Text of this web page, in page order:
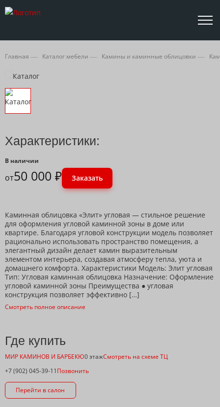
Главная Каталог мебели Камины и каминные облицовки
Характеристики:
В наличии
от50 000 ₽ Заказать
Каминная облицовка «Элит» угловая — стильное решение
для оформления угловой каминной зоны в доме или
квартире. Благодаря угловой конструкции модель позволяет
рационально использовать пространство помещения, а
элегантный дизайн делает камин выразительным
элементом интерьера, создавая атмосферу тепла, уюта и
домашнего комфорта. Характеристики Модель: Элит угловая
Тип: Угловая каминная облицовка Назначение: Оформление
угловой каминной зоны Преимущества ● угловая
конструкция позволяет эффективно […]
Смотреть полное описание
Где купить
МИР КАМИНОВ И БАРБЕКЮ0 этажСмотреть на схеме ТЦ
+7 (902) 045-39-11Позвонить
Перейти в салон